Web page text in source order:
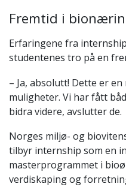
Fremtid i
Erfaringene fra
studentenes tro på en
– Ja, absolutt! Dette er
muligheter. Vi har fått
bidra videre, avslutter de.
Norges miljø- og
tilbyr internship som en
masterprogrammet i
verdiskaping og